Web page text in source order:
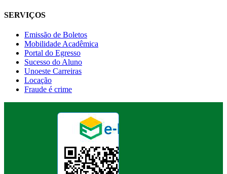
SERVIÇOS
Emissão de Boletos
Mobilidade Acadêmica
Portal do Egresso
Sucesso do Aluno
Unoeste Carreiras
Locação
Fraude é crime